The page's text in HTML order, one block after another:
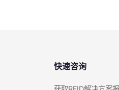
快速咨询